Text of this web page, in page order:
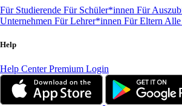
Für Studierende Für Schüler*innen Für
Unternehmen Für Lehrer*innen Für Eltern Alle
Help
Help CenterPremium Login